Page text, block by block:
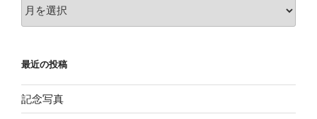
ー
ブ
最近の投稿
記念写真